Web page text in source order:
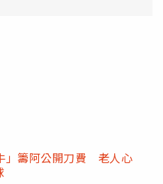
」籌阿公開刀費 老人心